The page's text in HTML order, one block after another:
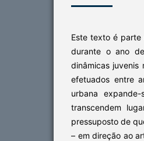
Este texto é parte
durante o ano
dinâmicas juvenis
efetuados entre
urbana
transcendem
pressuposto de
– em direção ao